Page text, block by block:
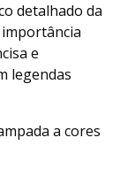
detalhado da
e
legendas
a cores